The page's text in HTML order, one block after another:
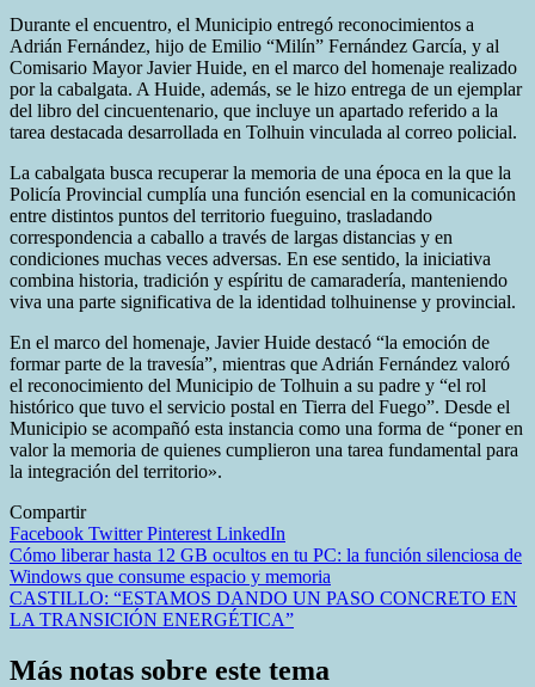
Durante el encuentro, el Municipio entregó reconocimientos a
Adrián Fernández, hijo de Emilio “Milín” Fernández García, y al
Comisario Mayor Javier Huide, en el marco del homenaje realizado
por la cabalgata. A Huide, además, se le hizo entrega de un ejemplar
del libro del cincuentenario, que incluye un apartado referido a la
tarea destacada desarrollada en Tolhuin vinculada al correo policial.
La cabalgata busca recuperar la memoria de una época en la que la
Policía Provincial cumplía una función esencial en la comunicación
entre distintos puntos del territorio fueguino, trasladando
correspondencia a caballo a través de largas distancias y en
condiciones muchas veces adversas. En ese sentido, la iniciativa
combina historia, tradición y espíritu de camaradería, manteniendo
viva una parte significativa de la identidad tolhuinense y provincial.
En el marco del homenaje, Javier Huide destacó “la emoción de
formar parte de la travesía”, mientras que Adrián Fernández valoró
el reconocimiento del Municipio de Tolhuin a su padre y “el rol
histórico que tuvo el servicio postal en Tierra del Fuego”. Desde el
Municipio se acompañó esta instancia como una forma de “poner en
valor la memoria de quienes cumplieron una tarea fundamental para
la integración del territorio».
Compartir
Facebook TwitterPinterest LinkedIn
Navegación
de
entradas
Cómo liberar hasta 12 GB ocultos en tu PC: la función silenciosa de
Windows que consume espacio y memoria
CASTILLO: “ESTAMOS DANDO UN PASO CONCRETO EN
LA TRANSICIÓN ENERGÉTICA”
Más notas sobre este tema